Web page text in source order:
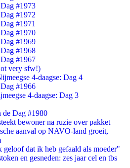
#1973
#1972
#1971
#1970
#1969
#1968
#1967
very sfw!)
4-daagse: Dag 4
#1966
4-daagse: Dag 3
de Dag #1980
bewoner na ruzie over pakket
aanval op NAVO-land groeit,
dat ik heb gefaald als moeder"
en gesneden: zes jaar cel en tbs